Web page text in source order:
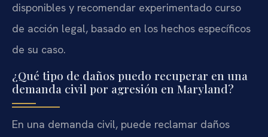
disponibles y recomendar experimentado curso
de acción legal, basado en los hechos específicos
de su caso.
¿Qué tipo de daños puedo recuperar en una
demanda civil por agresión en Maryland?
En una demanda civil, puede reclamar daños